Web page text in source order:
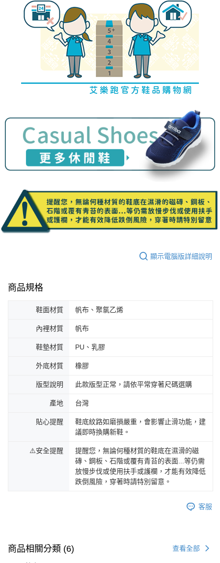
顯示電腦版詳細說明
商品規格
鞋面材質 帆布、聚氯乙烯
內裡材質 帆布
鞋墊材質 PU、乳膠
外底材質 橡膠
版型說明 此款版型正常，請依平常穿著尺碼選購
產地 台灣
貼心提醒
鞋底紋路如磨損嚴重，會影響止滑功能，建
議即時換購新鞋。
⚠️安全提醒
提醒您，無論何種材質的鞋底在濕滑的磁
磚、鋼板、石階或覆有青苔的表面...等仍需
放慢步伐或使用扶手或護欄，才能有效降低
跌倒風險，穿著時請特別留意。
客服
商品相關分類 (6) 查看全部